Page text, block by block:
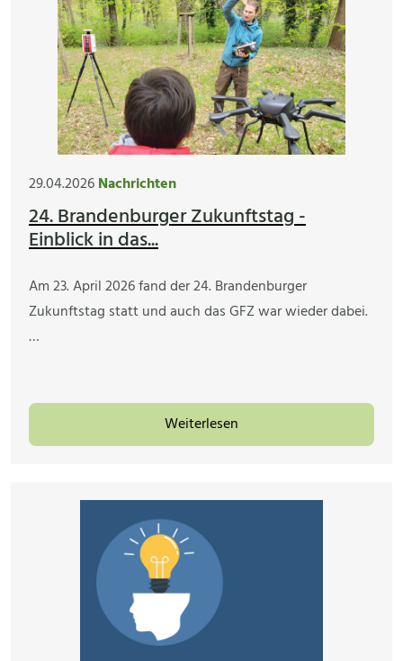
29.04.2026Nachrichten
24. Brandenburger Zukunftstag -
Einblick in das...
Am 23. April 2026 fand der 24. Brandenburger
Zukunftstag statt und auch das GFZ war wieder dabei.
…
Weiterlesen